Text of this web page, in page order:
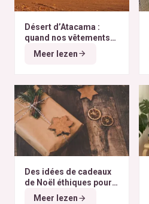
Désert d’Atacama :
quand nos vêtements
finissent à l’autre bout
du monde
Meer lezen
Des idées de cadeaux
de Noël éthiques pour
tous les budgets
Meer lezen